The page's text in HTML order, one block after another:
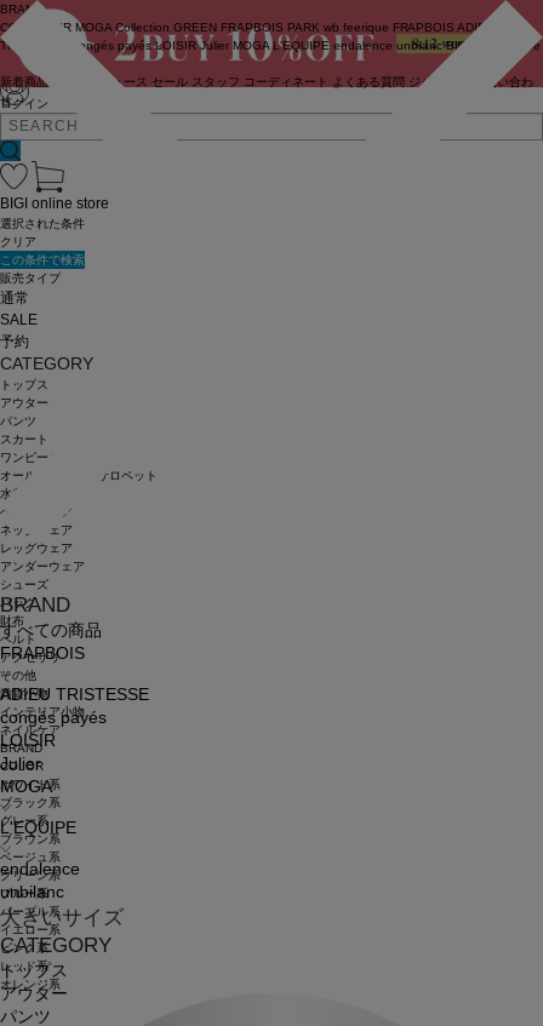
ログイン
BRAND
COUTURIER MOGA Collection GREEN FRAPBOIS PARK wb feerique FRAPBOIS ADIEU
TRISTESSE
congés payés LOISIR Julier MOGA L'EQUIPE endalence unbilanc BIGI online store
新着商品 ニュース セール スタッフ コーディネート よくある質問 ジャーナル
お問い合わ
せ
BRAND
すべての商品
FRAPBOIS
ADIEU TRISTESSE
congés payés
LOISIR
Julier
MOGA
L'EQUIPE
endalence
unbilanc
大きいサイズ
CATEGORY
トップス
アウター
パンツ
BIGI online store
選択された条件
クリア
この条件で検索
販売タイプ
通常
SALE
予約
CATEGORY
トップス
アウター
パンツ
スカート
ワンピース
オールインワン・サロペット
水着
ヘッドウェア
ネックウェア
レッグウェア
アンダーウェア
シューズ
バッグ
財布
ベルト
アクセサリ
その他
雑貨小物
インテリア小物
ネイルケア
BRAND
COLOR
ホワイト系
ブラック系
グレー系
ブラウン系
ベージュ系
グリーン系
ブルー系
パープル系
イエロー系
ピンク系
レッド系
オレンジ系